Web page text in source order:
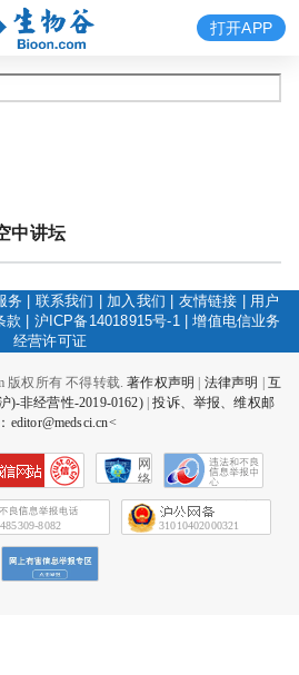
打开APP
中讲坛
务 联系我们 加入我们 友情链接
用户
款 沪ICP备14018915号-1|增值电信业务
经营许可证
版权所有 不得转载.著作权声明 法律声明
互
)-非经营性-2019-0162)|投诉、举报、维权邮
editor@medsci.cn<
网
络
会
征
8082 31010402000321